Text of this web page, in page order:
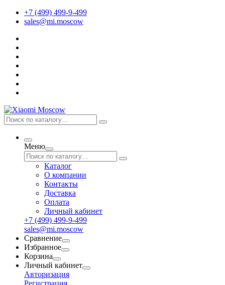
+7 (499) 499-9-499
sales@mi.moscow
Меню
Каталог
О компании
Контакты
Доставка
Оплата
Личный кабинет
+7 (499) 499-9-499
sales@mi.moscow
Сравнение
Избранное
Корзина
Личный кабинет
Авторизация
Регистрация